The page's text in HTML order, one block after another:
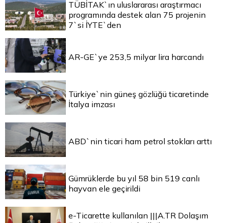
TÜBİTAK`ın uluslararası araştırmacı
programında destek alan 75 projenin
7`si İYTE`den
AR-GE`ye 253,5 milyar lira harcandı
Türkiye`nin güneş gözlüğü ticaretinde
İtalya imzası
ABD`nin ticari ham petrol stokları arttı
Gümrüklerde bu yıl 58 bin 519 canlı
hayvan ele geçirildi
e-Ticarette kullanılan |||A.TR Dolaşım